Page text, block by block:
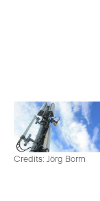
Credits: Jörg Borm